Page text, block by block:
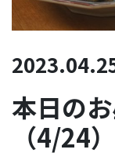
本日の
（4/24）